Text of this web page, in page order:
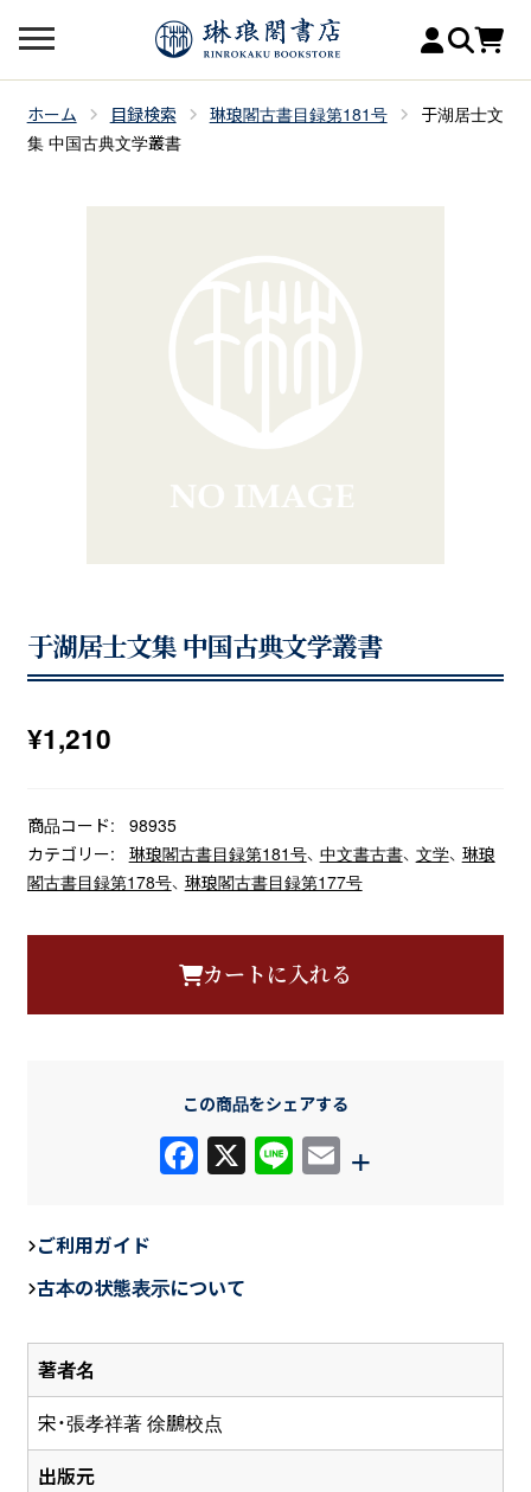
ホーム 目録検索 琳琅閣古書目録第181号
于湖居士文
集 中国古典文学叢書
于湖居士文集 中国古典文学叢書
¥1,210
商品コード:
98935
カテゴリー:
琳琅閣古書目録第181号、 中文書古書、 文学、 琳琅
閣古書目録第178号、 琳琅閣古書目録第177号
著者名
宋・張孝祥著 徐鵬校点
出版元
カートに入れる
この商品をシェアする
F
e
b
o
o
k
X Li E
+
ご利用ガイド
古本の状態表示について